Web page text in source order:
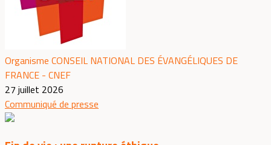
Organisme CONSEIL NATIONAL DES ÉVANGÉLIQUES DE
FRANCE - CNEF
27 juillet 2026
Communiqué de presse